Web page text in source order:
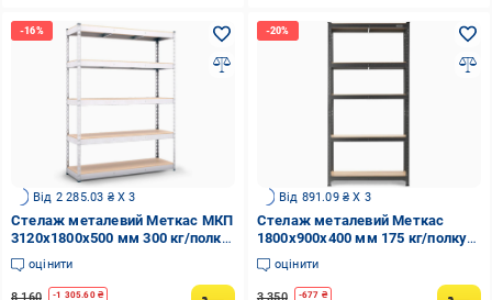
Від 2 285.03 ₴ X 3
Стелаж металевий Меткас МКП
3120x1800x500 мм 300 кг/полку
(МКП-37)
оцінити
8 160 -1 305.60₴
Від 891.09 ₴ X 3
Стелаж металевий Меткас
1800x900x400 мм 175 кг/полку
МДФ Чорний (БДК-7/1)
оцінити
3 350 -677 ₴